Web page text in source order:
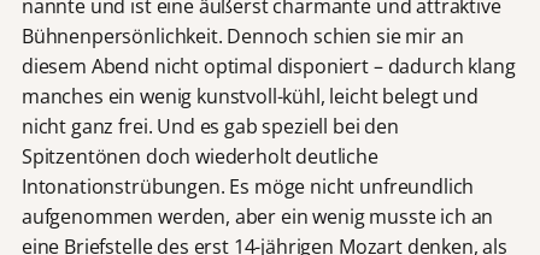
nannte und ist eine äußerst charmante und attraktive
Bühnenpersönlichkeit. Dennoch schien sie mir an
diesem Abend nicht optimal disponiert – dadurch klang
manches ein wenig kunstvoll-kühl, leicht belegt und
nicht ganz frei. Und es gab speziell bei den
Spitzentönen doch wiederholt deutliche
Intonationstrübungen. Es möge nicht unfreundlich
aufgenommen werden, aber ein wenig musste ich an
eine Briefstelle des erst 14-jährigen Mozart denken, als